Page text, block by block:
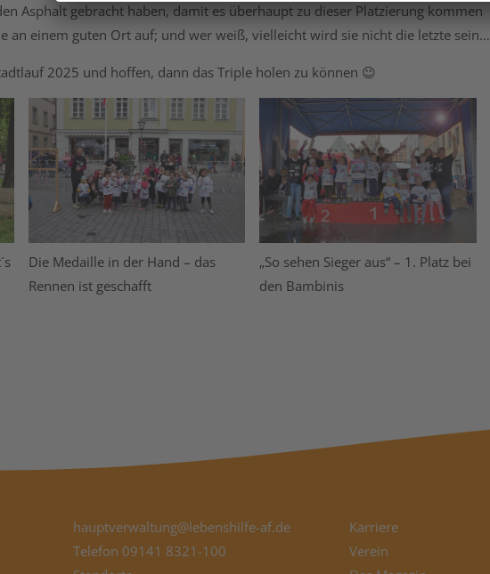
Asphalt gebracht haben, damit es überhaupt zu dieser Platzierung kommen
an einem guten Ort auf; und wer weiß, vielleicht wird sie nicht die letzte sein…
2025 und hoffen, dann das Triple holen zu können 😉
Die Medaille in der Hand – das
Rennen ist geschafft
„So sehen Sieger aus“ – 1. Platz bei
den Bambinis
hauptverwaltung@lebenshilfe-af.de
Telefon 09141 8321-100
Karriere
Verein